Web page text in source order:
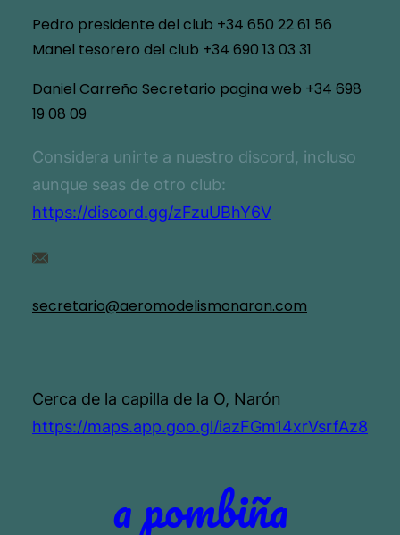
Pedro presidente del club +34 650 22 61 56
Manel tesorero del club +34 690 13 03 31
Daniel Carreño Secretario pagina web +34 698
19 08 09
Considera unirte a nuestro discord, incluso
aunque seas de otro club:
https://discord.gg/zFzuUBhY6V
secretario@aeromodelismonaron.com
Cerca de la capilla de la O, Narón
https://maps.app.goo.gl/iazFGm14xrVsrfAz8
a pombiña